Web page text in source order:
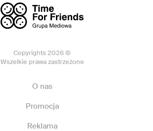
Copyrights 2026 ©
Wszelkie prawa zastrzeżone
O nas
Promocja
Reklama